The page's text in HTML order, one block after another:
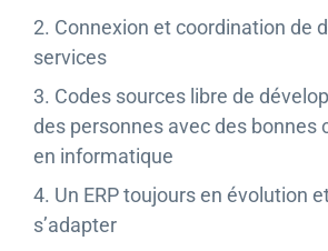
2. Connexion et coordination de
services
3. Codes sources libre de
des personnes avec des bonnes
en informatique
4. Un ERP toujours en évolution
s’adapter